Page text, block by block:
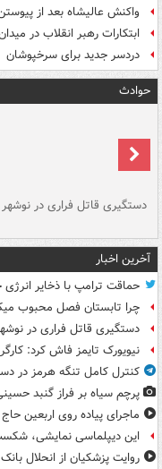
واکنش عالیشاه بعد از
ابتکارات رهبر انقلاب در
دردسر جدید برای سرخپوشان
حوادث
دستگیری قاتل فراری در نوشهر
آخرین اخبار
حماقت ترامپ با ذخایر
چرا تابستان فصل محبوب
دستگیری قاتل فراری در
نیویورک تایمز فاش کرد:
کنترل کامل تنگه هرمز در
پرچم سیاه بر فراز گنبد
ماجرای پیاده روی اربعین
این دیپلماسی نمایشی،
روایت پزشکیان از انحلال